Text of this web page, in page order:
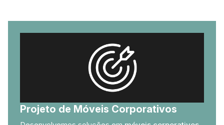
Diferenciais da Sistema
Projeto de Móveis Corporativos